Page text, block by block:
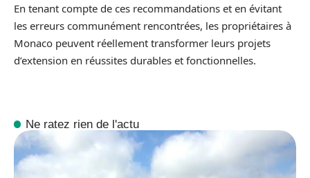
En tenant compte de ces recommandations et en évitant
les erreurs communément rencontrées, les propriétaires à
Monaco peuvent réellement transformer leurs projets
d’extension en réussites durables et fonctionnelles.
Ne ratez rien de l'actu